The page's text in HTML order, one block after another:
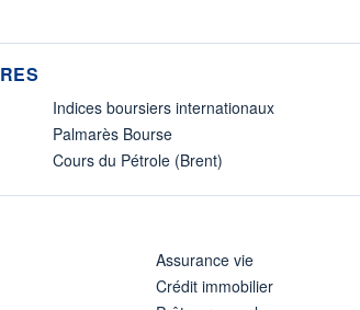
Indices boursiers internationaux
Palmarès Bourse
Cours du Pétrole (Brent)
Assurance vie
Crédit immobilier